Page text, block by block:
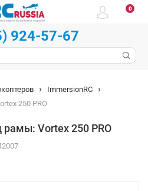
0
924-57-67
ImmersionRC
250 PRO
рамы: Vortex 250 PRO